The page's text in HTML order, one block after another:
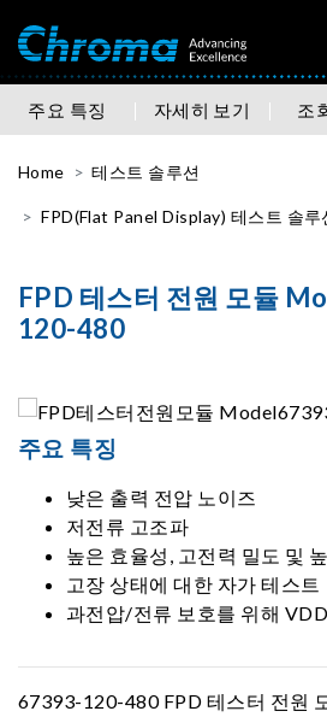
주요 특징 자세히 보기 조
Home 테스트 솔루션
FPD(Flat Panel Display) 테스트 솔루
FPD 테스터 전원 모듈
120-480
주요 특징
낮은 출력 전압 노이즈
저전류 고조파
높은 효율성, 고전력 밀도 및
고장 상태에 대한 자가 테스트
과전압/전류 보호를 위해
67393-120-480 FPD 테스터 전원